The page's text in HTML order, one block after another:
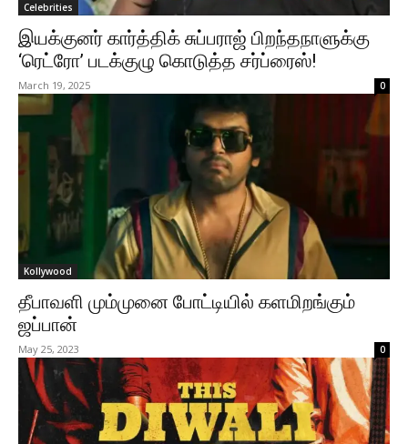
Celebrities
இயக்குனர் கார்த்திக் சுப்பராஜ் பிறந்தநாளுக்கு
‘ரெட்ரோ’ படக்குழு கொடுத்த சர்ப்ரைஸ்!
March 19, 2025 0
Kollywood
தீபாவளி மும்முனை போட்டியில் களமிறங்கும்
ஜப்பான்
May 25, 2023 0